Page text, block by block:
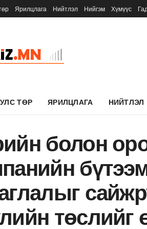
Ярилцлага Нийтлэл Нийгэм Хүмүүс
УЛС ТӨР ЯРИЛЦЛАГА НИЙТЛЭЛ
болон
төслийг